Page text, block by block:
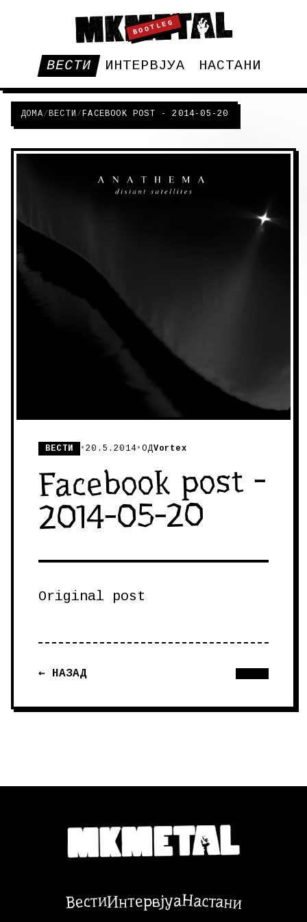
BOOTLEG
ВЕСТИ ИНТЕРВЈУА НАСТАНИ
ДОМА/ВЕСТИ /FACEBOOK POST - 2014-05-20
ВЕСТИ •20.5.2014 •ОДVortex
Facebook post -
2014-05-20
Original post
← НАЗАД
ВестиИнтервјуаНастани